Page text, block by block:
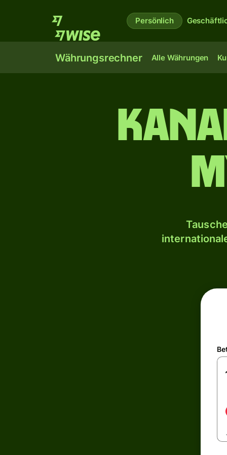
Persönlich
Währungsrechner Alle Währungen